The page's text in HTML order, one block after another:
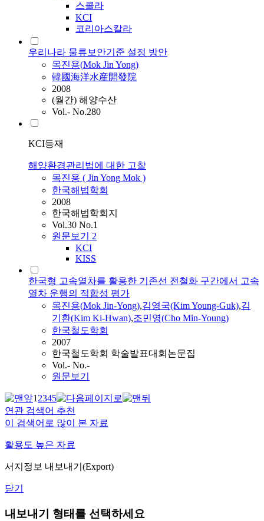
스콜라
KCI
코리아스칼라
우리나라 물류보안기준 설정 방안
목진용(Mok JinYong)
韓國海洋水産開發院
2008
(월간) 해양수산
Vol.- No.280
KCI등재
해양환경관리법에 대한 고찰
목진용 ( JinYong Mok )
한국해법학회
2008
한국해법학회지
Vol.30 No.1
원문보기 2
KCI
KISS
한국형 고속열차를 활용한 기존선 전철화 구간에서 고속
열차 운행의 적합성 평가
목진용(Mok Jin-Yong),김영국(Kim Young-Guk),김
기환(Kim Ki-Hwan),조민영(Cho Min-Young)
한국철도학회
2007
한국철도학회 학술발표대회논문집
Vol.- No.-
원문보기
12345
연관 검색어 추천
이 검색어로 많이 본 자료
활용도 높은 자료
서지정보 내보내기(Export)
닫기
내보내기 형태를 선택하세요